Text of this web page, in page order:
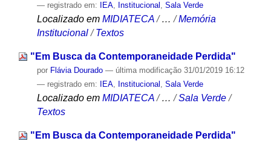
— registrado em:
IEA, Institucional , Sala Verde
Localizado em MIDIATECA / …/Memória
Institucional / Textos
"Em Busca da Contemporaneidade Perdida"
por Flávia Dourado — última modificação31/01/2019 16:12
— registrado em:
IEA, Institucional , Sala Verde
Localizado em MIDIATECA /…/Sala Verde /
Textos
"Em Busca da Contemporaneidade Perdida"